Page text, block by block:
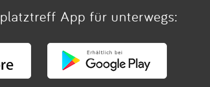
App für unterwegs: